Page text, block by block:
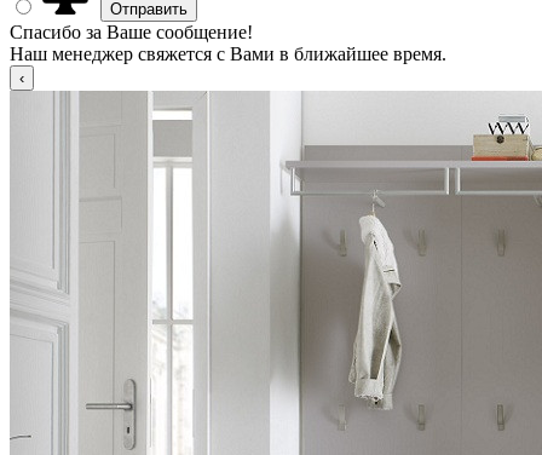
Спасибо за Ваше сообщение!
Наш менеджер свяжется с Вами в ближайшее время.